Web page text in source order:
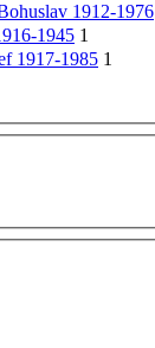
1912-1976
1945 1
1917-1985 1